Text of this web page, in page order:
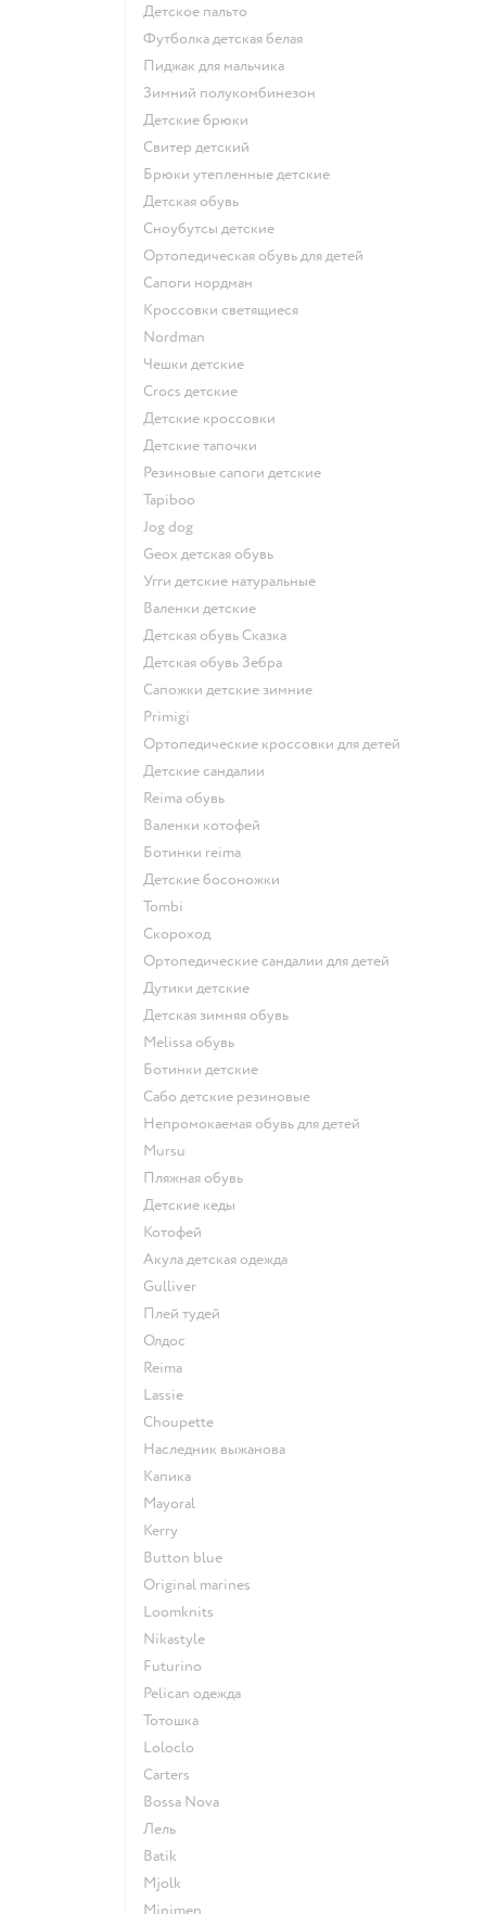
Детское пальто
Футболка детская белая
Пиджак для мальчика
Зимний полукомбинезон
Детские брюки
Свитер детский
Брюки утепленные детские
Детская обувь
Сноубутсы детские
Ортопедическая обувь для детей
Сапоги нордман
Кроссовки светящиеся
Nordman
Чешки детские
Crocs детские
Детские кроссовки
Детские тапочки
Резиновые сапоги детские
Tapiboo
Jog dog
Geox детская обувь
Угги детские натуральные
Валенки детские
Детская обувь Сказка
Детская обувь Зебра
Сапожки детские зимние
Primigi
Ортопедические кроссовки для детей
Детские сандалии
Reima обувь
Валенки котофей
Ботинки reima
Детские босоножки
Tombi
Скороход
Ортопедические сандалии для детей
Дутики детские
Детская зимняя обувь
Melissa обувь
Ботинки детские
Сабо детские резиновые
Непромокаемая обувь для детей
Mursu
Пляжная обувь
Детские кеды
Котофей
Акула детская одежда
Gulliver
Плей тудей
Олдос
Reima
Lassie
Choupette
Наследник выжанова
Капика
Mayoral
Kerry
Button blue
Original marines
Loomknits
Nikastyle
Futurino
Pelican одежда
Тотошка
Loloclo
Сarters
Bossa Nova
Лель
Batik
Mjolk
Minimen